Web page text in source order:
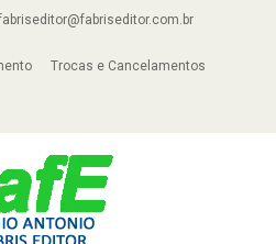
Trocas e Cancelamentos